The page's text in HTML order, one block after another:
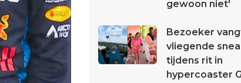
gewoon niet'
Bezoeker
vliegende
tijdens rit in
hypercoaster